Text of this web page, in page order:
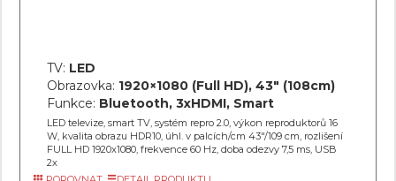
TV: LED
Obrazovka: 1920×1080 (Full HD), 43" (108cm)
Funkce: Bluetooth, 3xHDMI, Smart
LED televize, smart TV, systém repro 2.0, výkon reproduktorů 16
W, kvalita obrazu HDR10, úhl. v palcích/cm 43"/109 cm, rozlišení
FULL HD 1920x1080, frekvence 60 Hz, doba odezvy 7,5 ms, USB
2x